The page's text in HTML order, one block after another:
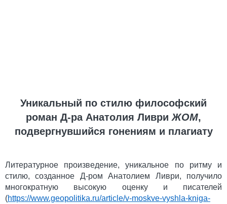
Уникальный по стилю философский
роман Д-ра Анатолия Ливри ЖОМ,
подвергнувшийся гонениям и плагиату
Литературное произведение, уникальное по ритму и
стилю, созданное Д-ром Анатолием Ливри, получило
многократную высокую оценку и писателей
(https://www.geopolitika.ru/article/v-moskve-vyshla-kniga-